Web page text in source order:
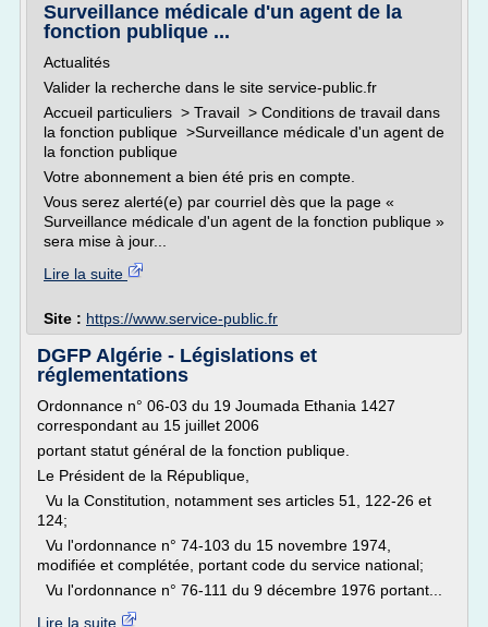
Surveillance médicale d'un agent de la
fonction publique ...
Actualités
Valider la recherche dans le site service-public.fr
Accueil particuliers > Travail > Conditions de travail dans
la fonction publique >Surveillance médicale d'un agent de
la fonction publique
Votre abonnement a bien été pris en compte.
Vous serez alerté(e) par courriel dès que la page «
Surveillance médicale d'un agent de la fonction publique »
sera mise à jour...
Lire la suite
Site : https://www.service-public.fr
DGFP Algérie - Législations et
réglementations
Ordonnance n° 06-03 du 19 Joumada Ethania 1427
correspondant au 15 juillet 2006
portant statut général de la fonction publique.
Le Président de la République,
Vu la Constitution, notamment ses articles 51, 122-26 et
124;
Vu l'ordonnance n° 74-103 du 15 novembre 1974,
modifiée et complétée, portant code du service national;
Vu l'ordonnance n° 76-111 du 9 décembre 1976 portant...
Lire la suite